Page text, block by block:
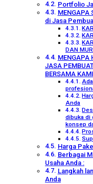
Portfolio
MENGAPA
di Jasa
DAN
MENGAPA
JASA
BERSAMA
Anda
dibuka di
konsep
Harga
Berbagai
Usaha Anda :
Langkah
Anda